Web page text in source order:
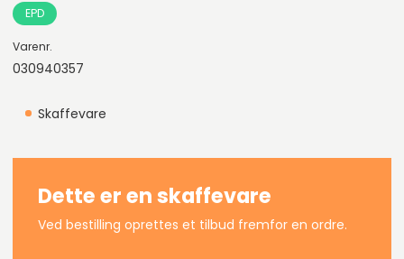
EPD
Varenr.
030940357
Skaffevare
Dette er en skaffevare
Ved bestilling oprettes et tilbud fremfor en ordre.